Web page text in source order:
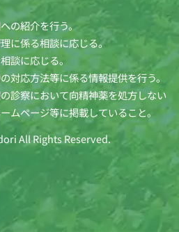
の紹介を行う。
に係る相談に応じる。
談に応じる。
応方法等に係る情報提供を行う。
診察において向精神薬を処方しない
ムページ等に掲載していること。
All Rights Reserved.